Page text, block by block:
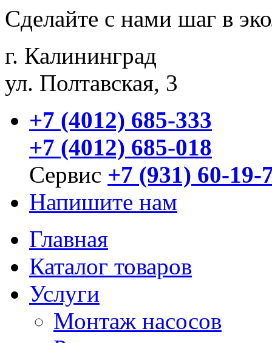
Сделайте с нами шаг в
г. Калининград
ул. Полтавская, 3
+7 (4012) 685-333
+7 (4012) 685-018
Сервис +7 (931) 60-19-
Напишите нам
Главная
Каталог товаров
Услуги
Монтаж насосов